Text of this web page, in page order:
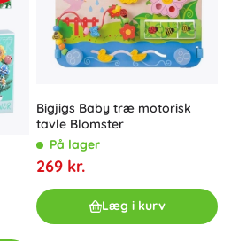
Bigjigs Baby træ motorisk
tavle Blomster
På lager
269 kr.
Læg i kurv